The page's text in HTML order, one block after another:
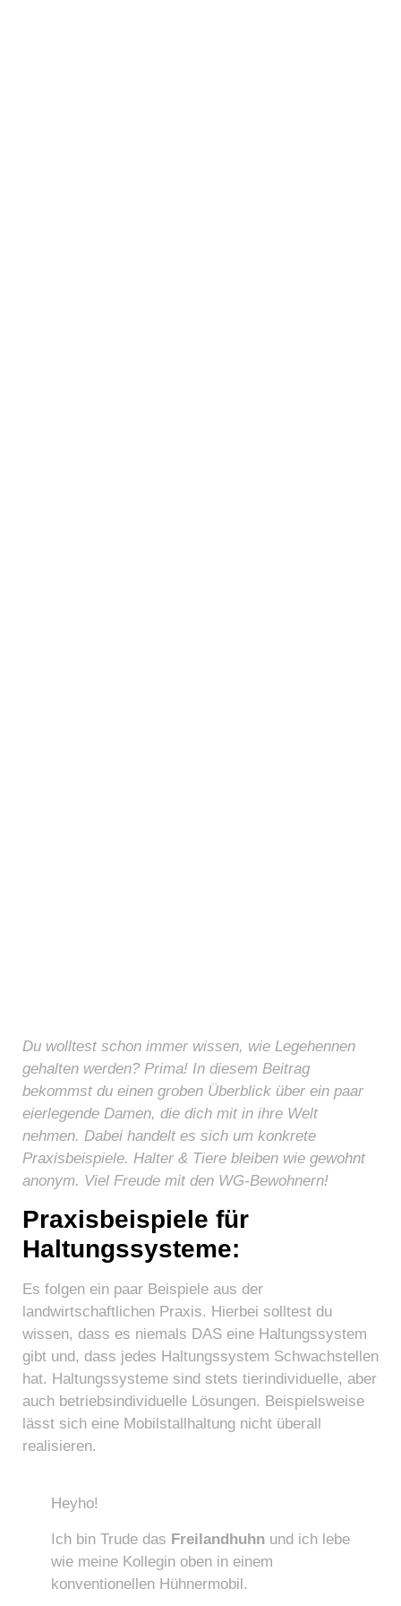
Du wolltest schon immer wissen, wie Legehennen
gehalten werden? Prima! In diesem Beitrag
bekommst du einen groben Überblick über ein paar
eierlegende Damen, die dich mit in ihre Welt
nehmen. Dabei handelt es sich um konkrete
Praxisbeispiele. Halter & Tiere bleiben wie gewohnt
anonym. Viel Freude mit den WG-Bewohnern!
Praxisbeispiele für
Haltungssysteme:
Es folgen ein paar Beispiele aus der
landwirtschaftlichen Praxis. Hierbei solltest du
wissen, dass es niemals DAS eine Haltungssystem
gibt und, dass jedes Haltungssystem Schwachstellen
hat. Haltungssysteme sind stets tierindividuelle, aber
auch betriebsindividuelle Lösungen. Beispielsweise
lässt sich eine Mobilstallhaltung nicht überall
realisieren.
Heyho!
Ich bin Trude das Freilandhuhnund ich lebe
wie meine Kollegin oben in einem
konventionellen Hühnermobil.